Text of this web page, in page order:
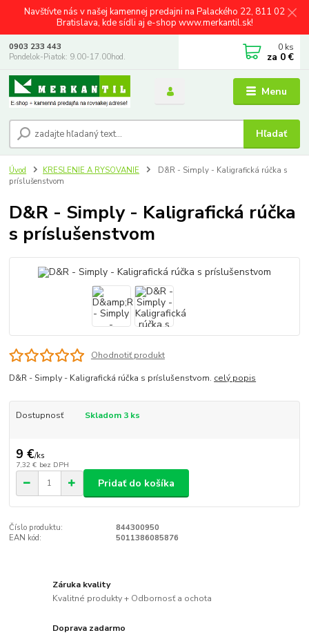
Navštívte nás v našej kamennej predajni na Palackého 22, 811 02
Bratislava, kde sídli aj e-shop www.merkantil.sk!
Menu
Hľadať
0903 233 443
Pondelok-Piatok: 9.00-17.00hod.
0 ks
za 0 €
Úvod KRESLENIE A RYSOVANIE
D&R - Simply - Kaligrafická rúčka s
príslušenstvom
D&R - Simply - Kaligrafická rúčka
s príslušenstvom
Ohodnotiť produkt
D&R - Simply - Kaligrafická rúčka s príslušenstvom. celý popis
Dostupnosť Skladom 3 ks
9 €/ks
7,32 € bez DPH
Pridať do košíka
Číslo produktu:
844300950
EAN kód:
5011386085876
Záruka kvality
Kvalitné produkty + Odbornosť a ochota
Doprava zadarmo